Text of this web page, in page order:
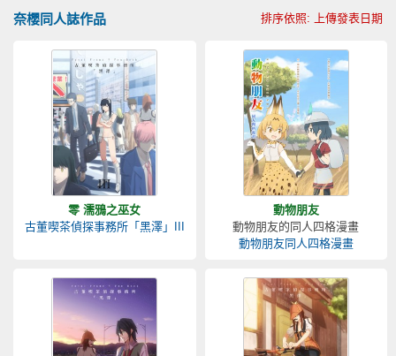
奈櫻同人誌作品 排序依照: 上傳發表日期
零 濡鴉之巫女
古董喫茶偵探事務所「黑澤」III
動物朋友
動物朋友的同人四格漫畫
動物朋友同人四格漫畫